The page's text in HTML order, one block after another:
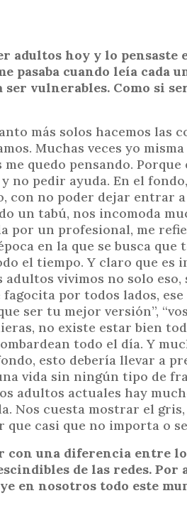
adultos hoy y lo pensaste
pasaba cuando leía cada
ser vulnerables. Como si
más solos hacemos las
Muchas veces yo
quedo pensando. Porque
pedir ayuda. En el
con no poder dejar entrar
un tabú, nos incomoda
por un profesional, me
en la que se busca que
el tiempo. Y claro que es
vivimos no solo eso,
por todos lados,
ser tu mejor versión”,
no existe estar bien
todo el día. Y
esto debería llevar a
vida sin ningún tipo de
adultos actuales hay
Nos cuesta mostrar el
casi que no importa o
con una diferencia entre
de las redes.
en nosotros todo este